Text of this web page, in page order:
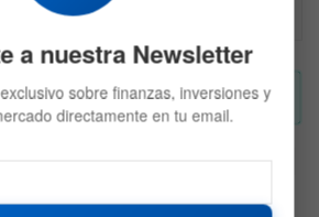
siempre tu propia investigación.
trending
a nuestra Newsletter
sobre finanzas, inversiones y
directamente en tu email.